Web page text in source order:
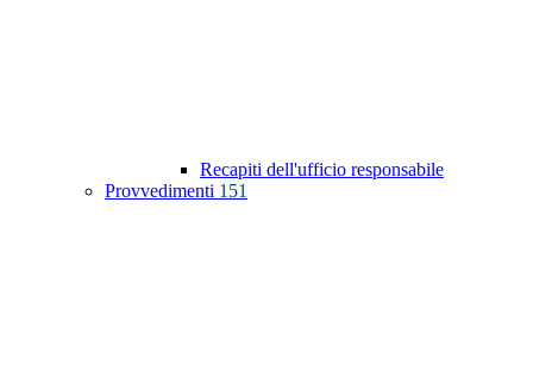
Recapiti dell'ufficio responsabile
Provvedimenti 151